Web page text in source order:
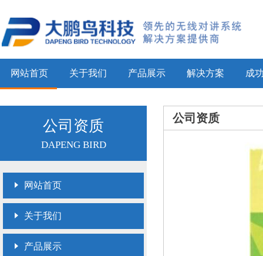
网站首页 关于我们 产品展示 解决方案 成
公司资质
DAPENG BIRD
网站首页
关于我们
产品展示
公司资质